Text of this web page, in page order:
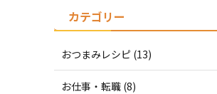
カテゴリー
おつまみレシピ (13)
お仕事・転職 (8)